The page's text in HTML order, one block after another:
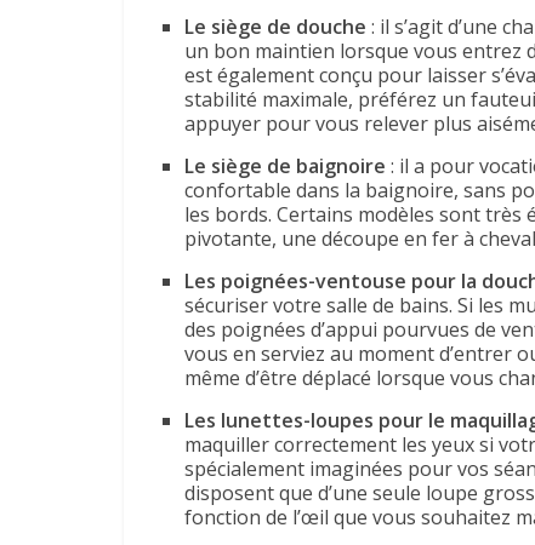
Le siège de douche : il s’agit d’une
un bon maintien lorsque vous entrez
est également conçu pour laisser
stabilité maximale, préférez un
appuyer pour vous relever plus
Le siège de baignoire : il a pour
confortable dans la baignoire, sans
les bords. Certains modèles sont
pivotante, une découpe en fer à
Les poignées-ventouse pour la
sécuriser votre salle de bains. Si les
des poignées d’appui pourvues de
vous en serviez au moment d’entrer
même d’être déplacé lorsque vous
Les lunettes-loupes pour le
maquiller correctement les yeux si
spécialement imaginées pour vos
disposent que d’une seule loupe
fonction de l’œil que vous souhaitez